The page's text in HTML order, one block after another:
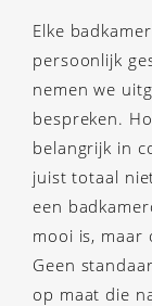
Elke
persoonlijk
nemen we
bespreken.
belangrijk in
juist totaal
een
mooi is, maar
Geen
op maat die